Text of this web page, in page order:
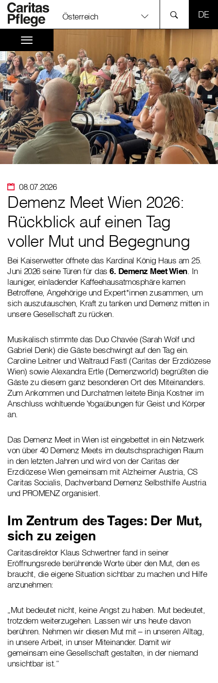
Österreich
08.07.2026
Demenz Meet Wien 2026:
Rückblick auf einen Tag
voller Mut und Begegnung
Bei Kaiserwetter öffnete das Kardinal König Haus am 25.
Juni 2026 seine Türen für das 6. Demenz Meet Wien. In
launiger, einladender Kaffeehausatmosphäre kamen
Betroffene, Angehörige und Expert*innen zusammen, um
sich auszutauschen, Kraft zu tanken und Demenz mitten in
unsere Gesellschaft zu rücken.
Musikalisch stimmte das Duo Chavée (Sarah Wolf und
Gabriel Denk) die Gäste beschwingt auf den Tag ein.
Caroline Leitner und Waltraud Fastl (Caritas der Erzdiözese
Wien) sowie Alexandra Ertle (Demenzworld) begrüßten die
Gäste zu diesem ganz besonderen Ort des Miteinanders.
Zum Ankommen und Durchatmen leitete Binja Kostner im
Anschluss wohltuende Yogaübungen für Geist und Körper
an.
Das Demenz Meet in Wien ist eingebettet in ein Netzwerk
von über 40 Demenz Meets im deutschsprachigen Raum
in den letzten Jahren und wird von der Caritas der
Erzdiözese Wien gemeinsam mit Alzheimer Austria, CS
Caritas Socialis, Dachverband Demenz Selbsthilfe Austria
und PROMENZ organisiert.
Im Zentrum des Tages: Der Mut,
sich zu zeigen
Caritasdirektor Klaus Schwertner fand in seiner
Eröffnungsrede berührende Worte über den Mut, den es
braucht, die eigene Situation sichtbar zu machen und Hilfe
anzunehmen:
„Mut bedeutet nicht, keine Angst zu haben. Mut bedeutet,
trotzdem weiterzugehen. Lassen wir uns heute davon
berühren. Nehmen wir diesen Mut mit – in unseren Alltag,
in unsere Arbeit, in unser Miteinander. Damit wir
gemeinsam eine Gesellschaft gestalten, in der niemand
unsichtbar ist.“